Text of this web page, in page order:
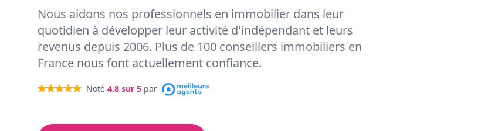
Nous aidons nos professionnels en immobilier dans leur
quotidien à développer leur activité d'indépendant et leurs
revenus depuis 2006. Plus de 100 conseillers immobiliers en
France nous font actuellement confiance.
Noté 4.8 sur 5 par